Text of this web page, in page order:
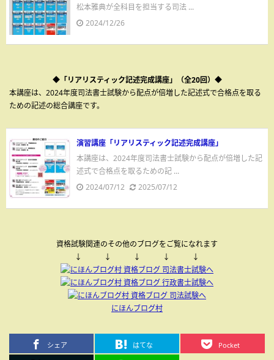
松本雅典が全科目を担当する司法 ...
2024/12/26
◆「リアリスティック記述完成講座」（全20回）◆
本講座は、2024年度司法書士試験から配点が倍増した記述式で合格点を取る
ための記述の総合講座です。
演習講座「リアリスティック記述完成講座」
本講座は、2024年度司法書士試験から配点が倍増した記
述式で合格点を取るための記 ...
2024/07/12
2025/07/12
資格試験関連のその他のブログをご覧になれます
↓ ↓ ↓ ↓ ↓
にほんブログ村
シェア はてな Pocket